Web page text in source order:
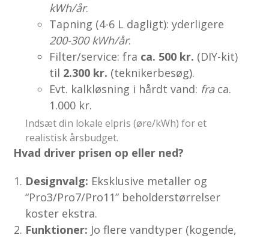
kWh/år.
Tapning (4-6 L dagligt): yderligere
200-300 kWh/år.
Filter/service: fra ca. 500 kr. (DIY-kit)
til 2.300 kr. (teknikerbesøg).
Evt. kalkløsning i hårdt vand: fraca.
1.000 kr.
Indsæt din lokale elpris (øre/kWh) for et
realistisk årsbudget.
Hvad driver prisen op eller ned?
Designvalg: Eksklusive metaller og
“Pro3/Pro7/Pro11” beholderstørrelser
koster ekstra.
Funktioner: Jo flere vandtyper (kogende,